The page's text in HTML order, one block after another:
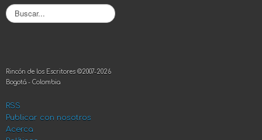
B
u
r
.
.
Rincón de los Escritores ©2007-2026
Bogotá - Colombia
RSS
Publicar con nosotros
Acerca